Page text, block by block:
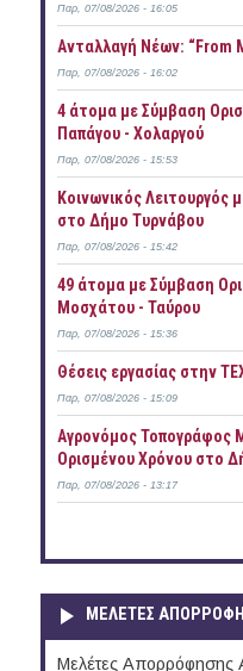
Παρ, 07/08/2026 - 16:05
Ανταλλαγή Νέων: “From
Παρ, 07/08/2026 - 16:02
4 άτομα με Σύμβαση
Παπάγου - Χολαργού
Παρ, 07/08/2026 - 15:53
Κοινωνικός Λειτουργός
στο Δήμο Τυρνάβου
Παρ, 07/08/2026 - 15:42
49 άτομα με Σύμβαση
Μοσχάτου - Ταύρου
Παρ, 07/08/2026 - 15:36
Θέσεις εργασίας στην
Παρ, 07/08/2026 - 15:09
Αγρονόμος Τοπογράφος
Ορισμένου Χρόνου στο
Παρ, 07/08/2026 - 13:17
ΜΕΛΕΤΕΣ
Μελέτες Απορρόφησης